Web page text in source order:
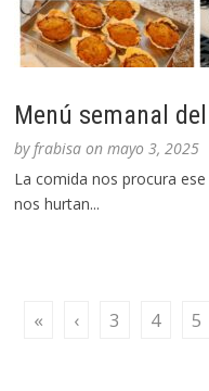
Menú semanal
byfrabisa onmayo 3, 2025
La comida nos procura
nos hurtan...
« ‹ 3 4 5